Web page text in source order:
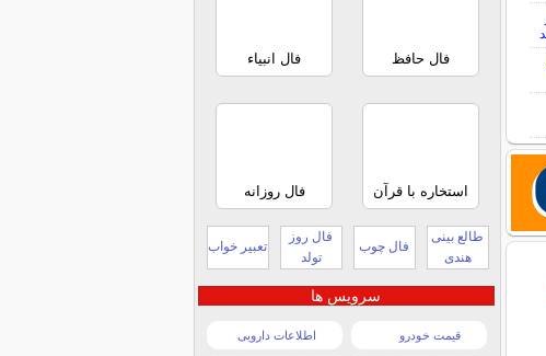
فال حافظ فال انبیاء
استخاره با قرآن فال روزانه
طالع بینی
هندی
فال چوب
فال روز
تولد
تعبیر خواب
سرویس ها
قیمت خودرو اطلاعات دارویی